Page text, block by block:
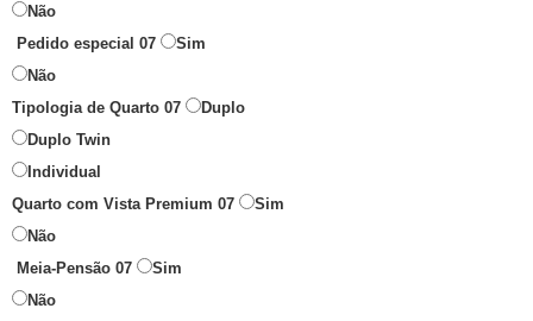
Não
Pedido especial 07
Sim
Não
Tipologia de Quarto 07
Duplo
Duplo Twin
Individual
Quarto com Vista Premium 07
Sim
Não
Meia-Pensão 07
Sim
Não